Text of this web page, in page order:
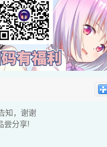
知，谢谢
尝分享!